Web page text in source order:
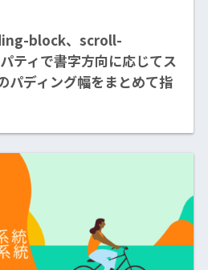
block、scroll-
ィで書字方向に応じてス
パディング幅をまとめて指